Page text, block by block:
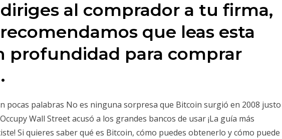
al comprador a tu firma,
que leas esta
profundidad para comprar
pocas palabras No es ninguna sorpresa que Bitcoin surgió en 2008 justo
Wall Street acusó a los grandes bancos de usar ¡La guía más
Si quieres saber qué es Bitcoin, cómo puedes obtenerlo y cómo puede